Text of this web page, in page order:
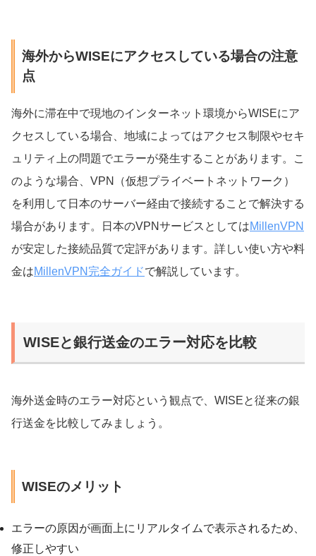
海外からWISEにアクセスしている場合の注意
点
海外に滞在中で現地のインターネット環境からWISEにア
クセスしている場合、地域によってはアクセス制限やセキ
ュリティ上の問題でエラーが発生することがあります。こ
のような場合、VPN（仮想プライベートネットワーク）
を利用して日本のサーバー経由で接続することで解決する
場合があります。日本のVPNサービスとしてはMillenVPN
が安定した接続品質で定評があります。詳しい使い方や料
金はMillenVPN完全ガイドで解説しています。
WISEと銀行送金のエラー対応を比較
海外送金時のエラー対応という観点で、WISEと従来の銀
行送金を比較してみましょう。
WISEのメリット
エラーの原因が画面上にリアルタイムで表示されるため、
修正しやすい